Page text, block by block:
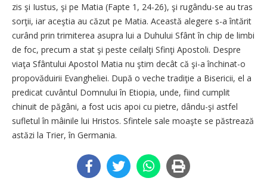
zis şi Iustus, şi pe Matia (Fapte 1, 24-26), şi rugându-se au tras
sorţii, iar aceştia au căzut pe Matia. Această alegere s-a întărit
curând prin trimiterea asupra lui a Duhului Sfânt în chip de limbi
de foc, precum a stat şi peste ceilalţi Sfinţi Apostoli. Despre
viaţa Sfântului Apostol Matia nu ştim decât că şi-a închinat-o
propovăduirii Evangheliei. După o veche tradiţie a Bisericii, el a
predicat cuvântul Domnului în Etiopia, unde, fiind cumplit
chinuit de păgâni, a fost ucis apoi cu pietre, dându-şi astfel
sufletul în mâinile lui Hristos. Sfintele sale moaşte se păstrează
astăzi la Trier, în Germania.